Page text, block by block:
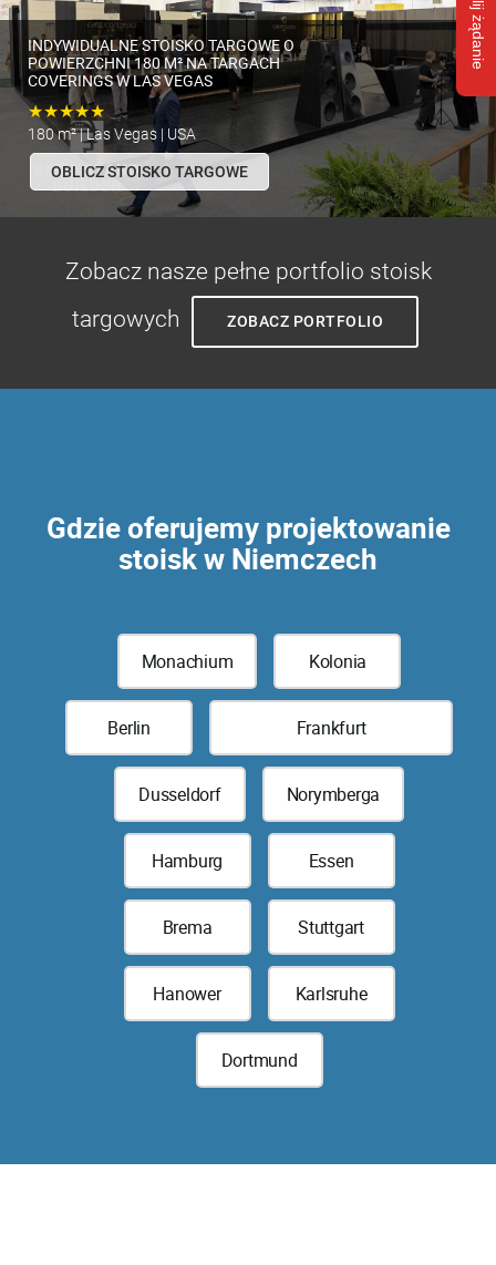
Wyślij żądanie
INDYWIDUALNE STOISKO TARGOWE O
POWIERZCHNI 180 M² NA TARGACH
COVERINGS W LAS VEGAS
★★★★★
180 m² | Las Vegas | USA
OBLICZ STOISKO TARGOWE
Zobacz nasze pełne portfolio stoisk
targowych
ZOBACZ PORTFOLIO
Gdzie oferujemy projektowanie
stoisk w Niemczech
Monachium Kolonia
Berlin Frankfurt
Dusseldorf Norymberga
Hamburg Essen
Brema Stuttgart
Hanower Karlsruhe
Dortmund